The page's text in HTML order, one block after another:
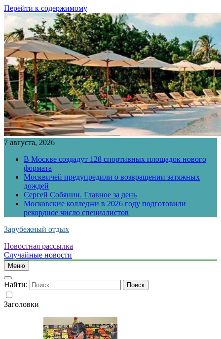
Перейти к содержимому
7 августа, 2026
В Москве создадут 128 спортивных площадок нового
формата
Москвичей предупредили о возвращении затяжных
дождей
Сергей Собянин. Главное за день
Московские колледжи в 2026 году подготовили
рекордное число специалистов
Зарубежный отдых
Новостная рассылка
Случайные новости
Меню
Найти:
Заголовки